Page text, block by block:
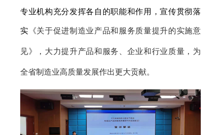
专业机构充分发挥各自的职能和作用，宣传贯彻落
实 《关于促进制造业产品和服务质量提升的实施意
见》，大力提升产品和服务、企业和行业质量，为
全省制造业高质量发展作出更大贡献。